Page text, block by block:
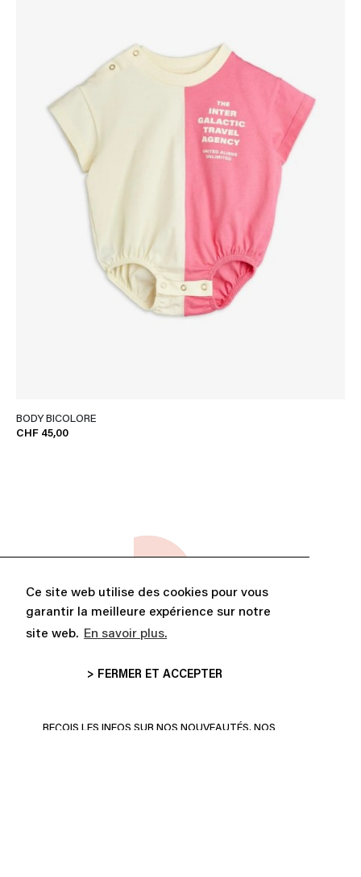
Ce site web utilise des cookies pour vous
garantir la meilleure expérience sur notre
site web. En savoir plus.
> FERMER ET ACCEPTER
BODY BICOLORE
CHF 45,00
ABONNE-TOI ET PROFITE DE
REÇOIS LES INFOS SUR NOS NOUVEAUTÉS, NOS